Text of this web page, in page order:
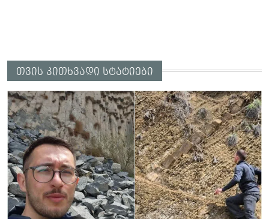
თვის კითხვადი სტატიები